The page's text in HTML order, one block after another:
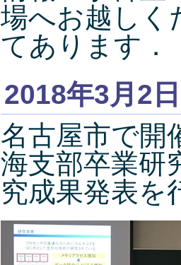
場へお越しく
てあります．
2018年3月2日
名古屋市で開
海支部卒業研
究成果発表を